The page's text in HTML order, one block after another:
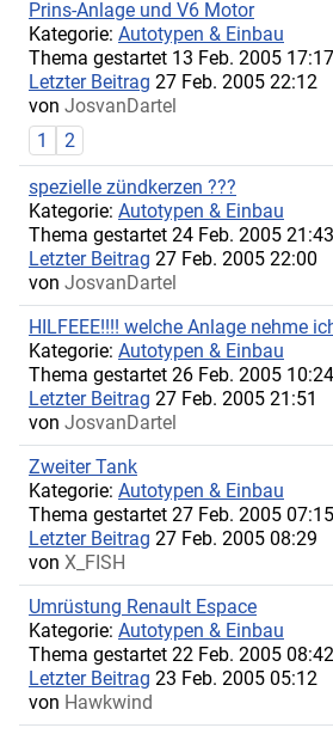
Prins-Anlage und V6 Motor
Kategorie: Autotypen & Einbau
Thema gestartet 13 Feb. 2005
Letzter Beitrag 27 Feb. 2005 22:12
von JosvanDartel
1
2
spezielle zündkerzen ???
Kategorie: Autotypen & Einbau
Thema gestartet 24 Feb. 2005
Letzter Beitrag 27 Feb. 2005 22:00
von JosvanDartel
HILFEEE!!!! welche Anlage nehme
Kategorie: Autotypen & Einbau
Thema gestartet 26 Feb. 2005
Letzter Beitrag 27 Feb. 2005 21:51
von JosvanDartel
Zweiter Tank
Kategorie: Autotypen & Einbau
Thema gestartet 27 Feb. 2005
Letzter Beitrag 27 Feb. 2005 08:29
von X_FISH
Umrüstung Renault Espace
Kategorie: Autotypen & Einbau
Thema gestartet 22 Feb. 2005
Letzter Beitrag 23 Feb. 2005 05:12
von Hawkwind